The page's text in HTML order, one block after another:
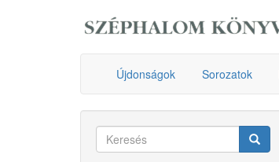
Újdonságok Sorozatok
Keresés